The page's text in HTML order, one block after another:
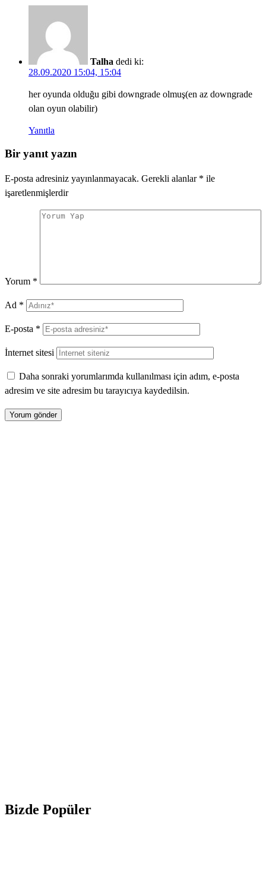
Talha dedi ki:
28.09.2020 15:04, 15:04
her oyunda olduğu gibi downgrade olmuş(en az downgrade
olan oyun olabilir)
Yanıtla
Bir yanıt yazın
E-posta adresiniz yayınlanmayacak. Gerekli alanlar * ile
işaretlenmişlerdir
Yorum *
Ad *
E-posta *
İnternet sitesi
Daha sonraki yorumlarımda kullanılması için adım, e-posta
adresim ve site adresim bu tarayıcıya kaydedilsin.
Bizde Popüler